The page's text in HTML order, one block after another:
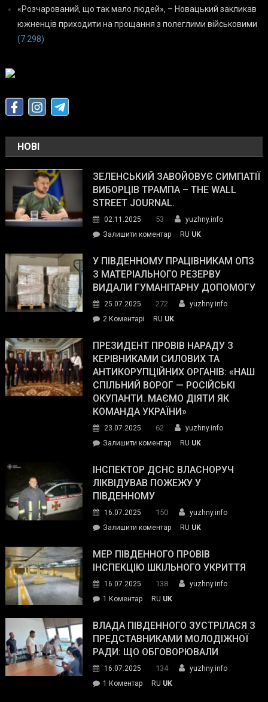
«Розчарований, що так мало людей», – Новацький закликав
южненців приходити на прощання з полеглими військовими
(7 298)
НОВІ
ЗЕЛЕНСЬКИЙ ЗАВОЙОВУЄ СИМПАТІЇ
ВИБОРЦІВ ТРАМПА – THE WALL
STREET JOURNAL.
02.11.2025 53
yuzhny.info
Залишити коментарon
завойовує
симпатії
виборців
The
Street
Journal.
RU UK
У ПІВДЕННОМУ ПРАЦІВНИКАМ ОПЗ
З МАТЕРІАЛЬНОГО РЕЗЕРВУ
ВИДАЛИ ГУМАНІТАРНУ ДОПОМОГУ
25.07.2025 272
yuzhny.info
2 Коментарі
Південному
працівникам
ОПЗ
з
матеріального
резерву
гуманітарну
допомогу
RU UK
ПРЕЗИДЕНТ ПРОВІВ НАРАДУ З
КЕРІВНИКАМИ СИЛОВИХ ТА
АНТИКОРУПЦІЙНИХ ОРГАНІВ: «НАШ
СПІЛЬНИЙ ВОРОГ — РОСІЙСЬКІ
ОКУПАНТИ. МАЄМО ДІЯТИ ЯК
КОМАНДА УКРАЇНИ»
23.07.2025 62
yuzhny.info
Залишити коментарon
провів
нараду
силових
та
органів:
«Наш
спільний
окупанти.
Маємо
діяти
команда
RU UK
ІНСПЕКТОР ДСНС ВЛАСНОРУЧ
ЛІКВІДУВАВ ПОЖЕЖУ У
ПІВДЕННОМУ
16.07.2025 150
yuzhny.info
Залишити коментарon
ДСНС
власноруч
пожежу
у
RU UK
МЕР ПІВДЕННОГО ПРОВІВ
ІНСПЕКЦІЮ ШКІЛЬНОГО УКРИТТЯ
16.07.2025 138
yuzhny.info
1 Коментардо
Південного
провів
інспекцію
RU UK
ВЛАДА ПІВДЕННОГО ЗУСТРІЛАСЯ З
ПРЕДСТАВНИКАМИ МОЛОДІЖНОЇ
РАДИ: ЩО ОБГОВОРЮВАЛИ
16.07.2025 134
yuzhny.info
1 Коментардо
RU UK